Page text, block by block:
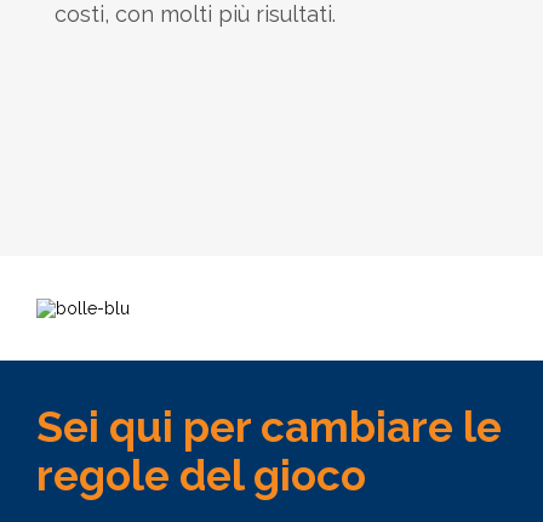
costi, con molti più risultati.
Sei qui per cambiare le
regole del gioco